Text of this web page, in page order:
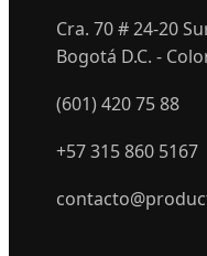
Cra. 70 # 24-20
Bogotá D.C. -
(601) 420 75 88
+57 315 860 5167